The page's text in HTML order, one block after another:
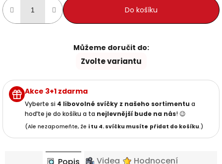
Do košíku
Můžeme doručit do:
Zvolte variantu
Akce 3+1 zdarma
Vyberte si 4 libovolné svíčky z našeho sortimentu a
hoďte je do košíku a ta nejlevnější bude na nás! 😉
(Ale nezapomeňte, že i tu 4. svíčku musíte přidat do košíku.)
Videa Hodnocení